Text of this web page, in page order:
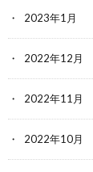
2023年1月
2022年12月
2022年11月
2022年10月